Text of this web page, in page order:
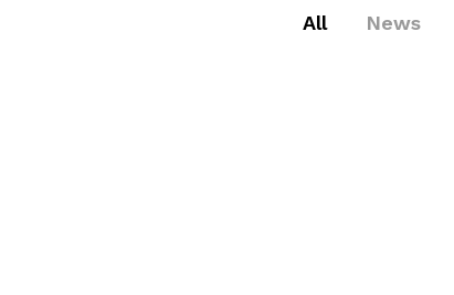
All News